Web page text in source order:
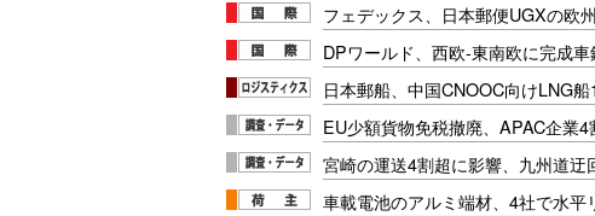
フェデックス、日本郵便UGXの欧
DPワールド、西欧-東南欧に完成車
日本郵船、中国CNOOC向けLNG
EU少額貨物免税撤廃、APAC企業4
宮崎の運送4割超に影響、九州道迂
車載電池のアルミ端材、4社で水平